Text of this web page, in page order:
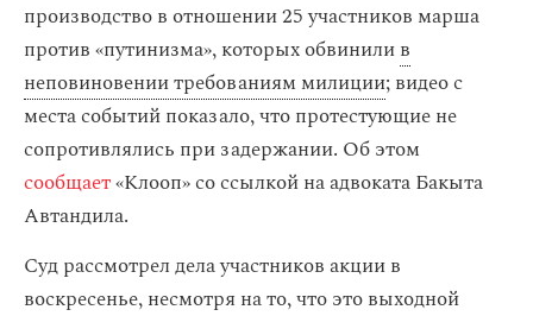
производство в отношении 25 участников марша
против «путинизма», которых обвинилив
неповиновении требованиям милиции; видео с
места событий показало, что протестующие не
сопротивлялись при задержании. Об этом
сообщает«Клооп» со ссылкой на адвоката Бакыта
Автандила.
Суд рассмотрел дела участников акции в
воскресенье, несмотря на то, что это выходной